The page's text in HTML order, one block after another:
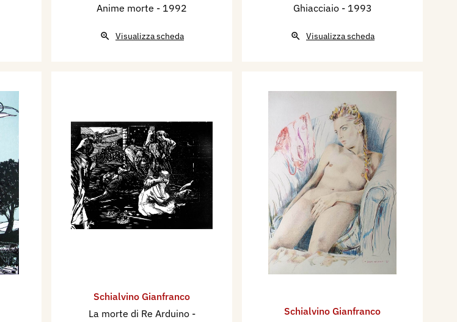
Anime morte - 1992
Visualizza scheda
Ghiacciaio - 1993
Visualizza scheda
Schialvino ​Gianfranco
La morte di Re Arduino - Schialvino ​Gianfranco